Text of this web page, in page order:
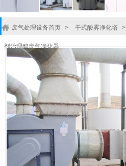
废气处理设备首页 > 干式酸雾净化塔 >
剂治理酸废气净化器